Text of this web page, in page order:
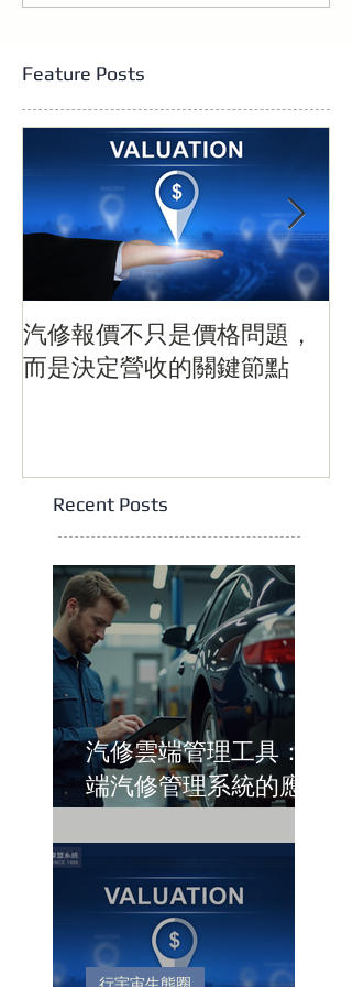
題，而是決定營收的關鍵
Feature Posts
汽修報價不只是價格問題，
而是決定營收的關鍵節點
Recent Posts
汽修雲端管理工具：雲
端汽修管理系統的應用